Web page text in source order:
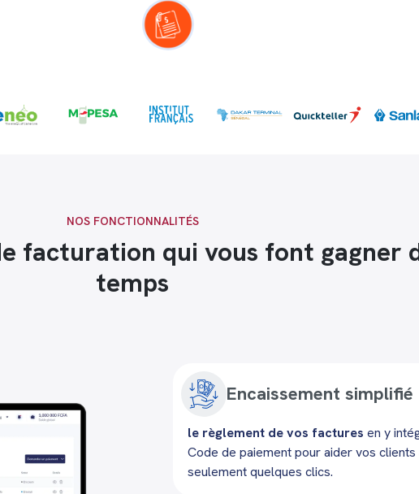
NOS FONCTIONNALITÉS
facturation qui vous font gagner
temps
Encaissement simplifié
le règlement de vos factures en y
Code de paiement pour aider vos
seulement quelques clics.